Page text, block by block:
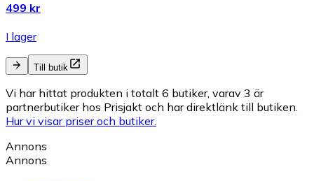
499 kr
I lager
Till butik
Vi har hittat produkten i totalt 6 butiker, varav 3 är
partnerbutiker hos Prisjakt och har direktlänk till butiken.
Hur vi visar priser och butiker.
Annons
Annons